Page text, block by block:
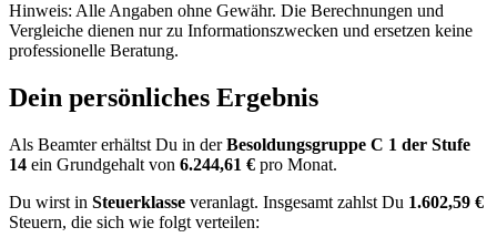
Hinweis: Alle Angaben ohne Gewähr. Die Berechnungen und
Vergleiche dienen nur zu Informationszwecken und ersetzen keine
professionelle Beratung.
Dein persönliches Ergebnis
Als Beamter erhältst Du in derBesoldungsgruppe C 1 der Stufe
14 ein Grundgehalt von 6.244,61 € pro Monat.
Du wirst in Steuerklasse veranlagt. Insgesamt zahlst Du 1.602,59 €
Steuern, die sich wie folgt verteilen: